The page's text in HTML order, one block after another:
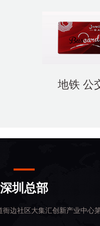
地铁 公
深圳总部
边社区大集汇创新产业中心